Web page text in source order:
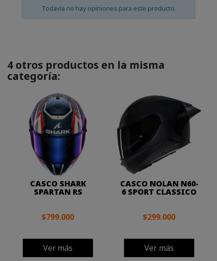
Todavía no hay opiniones para este producto.
4 otros productos en la misma
categoría:
CASCO SHARK
SPARTAN RS
$799.000
Ver más
CASCO NOLAN N60-
6 SPORT CLASSICO
$299.000
Ver más